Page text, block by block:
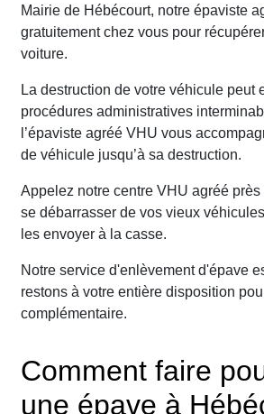
Mairie de Hébécourt, notre épaviste
gratuitement chez vous pour
voiture.
La destruction de votre véhicule peut
procédures administratives
l’épaviste agréé VHU vous
de véhicule jusqu’à sa destruction.
Appelez notre centre VHU agréé
se débarrasser de vos vieux
les envoyer à la casse.
Notre service d'enlèvement d'épave
restons à votre entière disposition
complémentaire.
Comment faire
une épave à